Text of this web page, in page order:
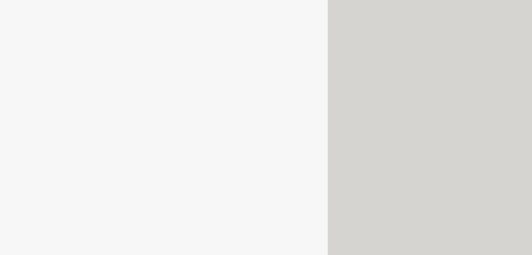
como activa.
de instalación desde la
necesidad de utilizar un programa